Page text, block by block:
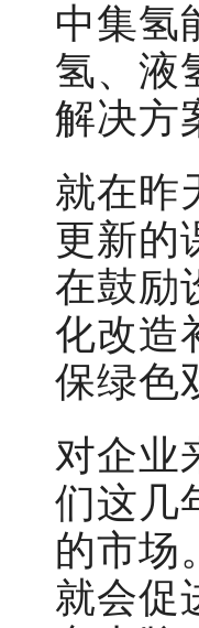
中集氢
氢、液
解决方
就在昨
更新的
在鼓励
化改造
保绿色
对企业
们这几
的市场
就会促